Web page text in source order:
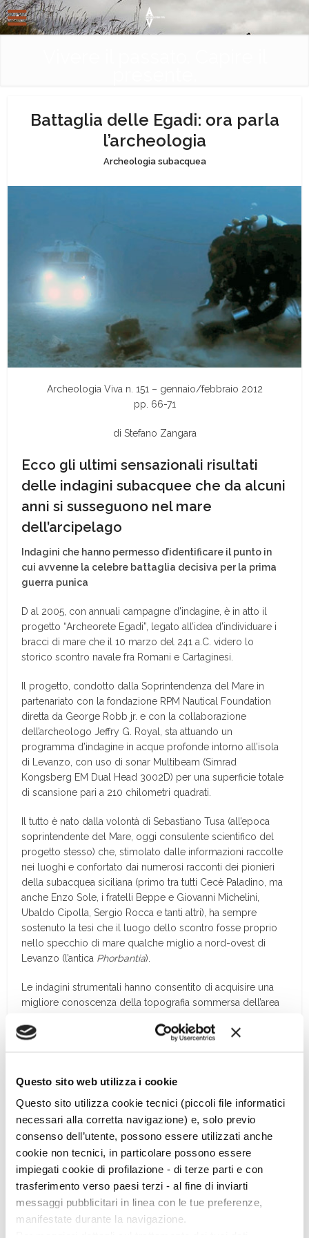
Questo sito web utilizza i cookie
Questo sito utilizza cookie tecnici (piccoli file informatici
necessari alla corretta navigazione) e, solo previo
consenso dell’utente, possono essere utilizzati anche
cookie non tecnici, in particolare possono essere
impiegati cookie di profilazione - di terze parti e con
trasferimento verso paesi terzi - al fine di inviarti
messaggi pubblicitari in linea con le tue preferenze,
manifestate durante la navigazione.
Battaglia delle Egadi: ora parla
l’archeologia
Archeologia subacquea
Archeologia Viva n. 151 – gennaio/febbraio 2012
pp. 66-71
di Stefano Zangara
Ecco gli ultimi sensazionali risultati
delle indagini subacquee che da alcuni
anni si susseguono nel mare
dell’arcipelago
Indagini che hanno permesso d’identificare il punto in
cui avvenne la celebre battaglia decisiva per la prima
guerra punica
D al 2005, con annuali campagne d’indagine, è in atto il
progetto “Archeorete Egadi”, legato all’idea d’individuare i
bracci di mare che il 10 marzo del 241 a.C. videro lo
storico scontro navale fra Romani e Cartaginesi.
Il progetto, condotto dalla Soprintendenza del Mare in
partenariato con la fondazione RPM Nautical Foundation
diretta da George Robb jr. e con la collaborazione
dell’archeologo Jeffry G. Royal, sta attuando un
programma d’indagine in acque profonde intorno all’isola
di Levanzo, con uso di sonar Multibeam (Simrad
Kongsberg EM Dual Head 3002D) per una superficie totale
di scansione pari a 210 chilometri quadrati.
Il tutto è nato dalla volontà di Sebastiano Tusa (all’epoca
soprintendente del Mare, oggi consulente scientifico del
progetto stesso) che, stimolato dalle informazioni raccolte
nei luoghi e confortato dai numerosi racconti dei pionieri
della subacquea siciliana (primo tra tutti Cecè Paladino, ma
anche Enzo Sole, i fratelli Beppe e Giovanni Michelini,
Ubaldo Cipolla, Sergio Rocca e tanti altri), ha sempre
sostenuto la tesi che il luogo dello scontro fosse proprio
nello specchio di mare qualche miglio a nord-ovest di
Levanzo (l’antica Phorbantia).
Le indagini strumentali hanno consentito di acquisire una
migliore conoscenza della topografia sommersa dell’area
fondali indagati è pianeggiante e sabbiosa.
rocciosi intervallati ad ampi banchi di sabbia, per cui la
che non hanno trovato ostacoli, a eccezione della sua più
prossima periferia, dove i materiali archeologici (singoli
reperti o porzioni di relitti) sono stati oggetto, quando non
fortuitamente recuperati, di trascinamento dalle reti che li
hanno catturati temporaneamente e persi durante la
pescata, dislocandoli in maniera casuale a ridosso delle
zone periferiche, interessate da affioramenti rocciosi. Qui
sono state indirizzate le nostre esplorazioni. […]